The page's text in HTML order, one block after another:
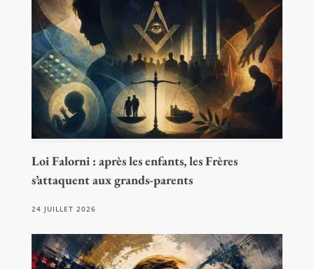
Loi Falorni : après les enfants, les Frères
s’attaquent aux grands-parents
24 JUILLET 2026